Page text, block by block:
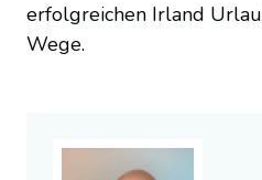
erfolgreichen Irland
Wege.